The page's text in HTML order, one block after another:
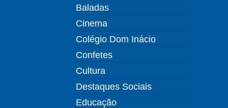
Baladas
Cinema
Colégio Dom Inácio
Confetes
Cultura
Destaques Sociais
Educação